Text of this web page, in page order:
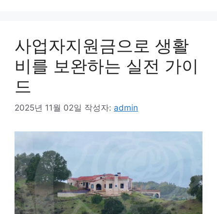
사업자지원금으로 생활
비를 보완하는 실전 가이
드
2025년 11월 02일 작성자: admin